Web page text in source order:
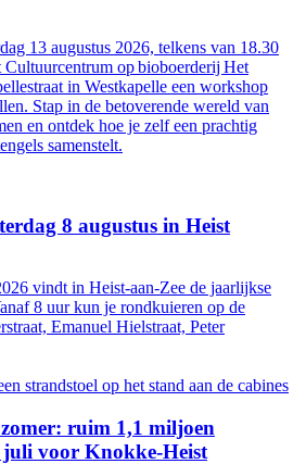
13 augustus 2026, telkens van 18.30
Cultuurcentrum op bioboerderij Het
in Westkapelle een workshop
Stap in de betoverende wereld van
en ontdek hoe je zelf een prachtig
samenstelt.
8 augustus in Heist
vindt in Heist-aan-Zee de jaarlijkse
8 uur kun je rondkuieren op de
Emanuel Hielstraat, Peter
ruim 1,1 miljoen
juli voor Knokke-Heist